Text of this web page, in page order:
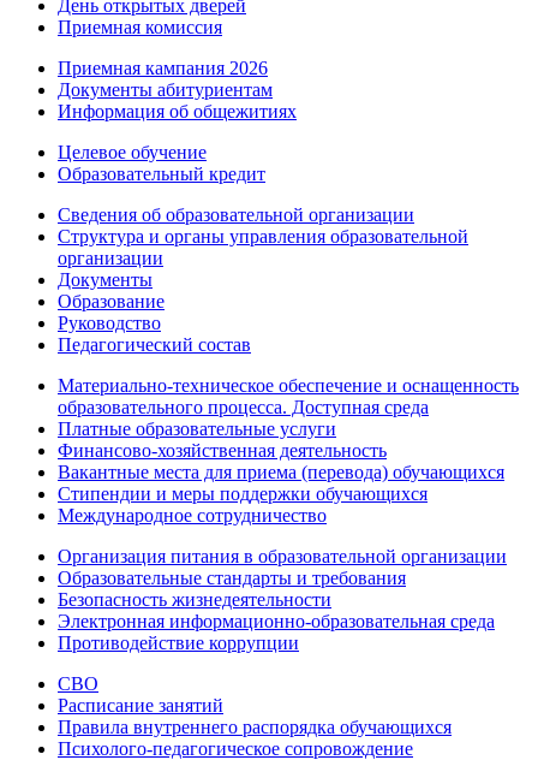
День открытых дверей
Приемная комиссия
Приемная кампания 2026
Дoкументы абитуриентам
Информация об общежитиях
Целевое обучение
Образовательный кредит
Сведения об образовательной организации
Структура и органы управления образовательной
организации
Документы
Образование
Руководство
Педагогический состав
Материально-техническое обеспечение и оснащенность
образовательного процесса. Доступная среда
Платные образовательные услуги
Финансово-хозяйственная деятельность
Вакантные места для приема (перевода) обучающихся
Стипендии и меры поддержки обучающихся
Международное сотрудничество
Организация питания в образовательной организации
Образовательные стандарты и требования
Безопасность жизнедеятельности
Электронная информационно-образовательная среда
Противодействие коррупции
СВО
Расписание занятий
Правила внутреннего распорядка обучающихся
Психолого-педагогическое сопровождение